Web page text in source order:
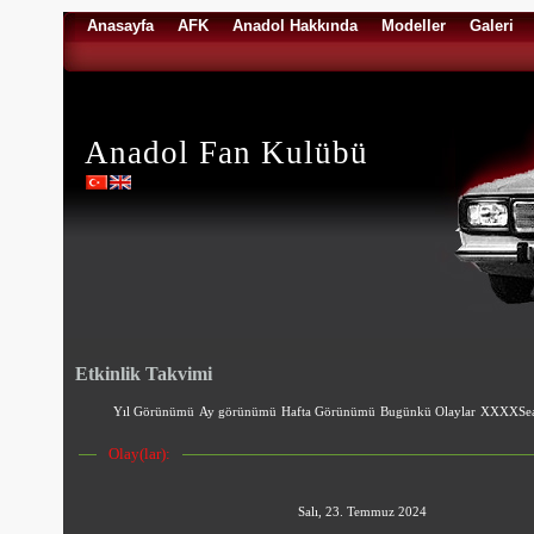
Anasayfa AFK Anadol Hakkında Modeller Galeri
Anadol Fan Kulübü
Etkinlik Takvimi
Yıl Görünümü Ay görünümü Hafta Görünümü Bugünkü Olaylar
Olay(lar):
Salı, 23. Temmuz 2024